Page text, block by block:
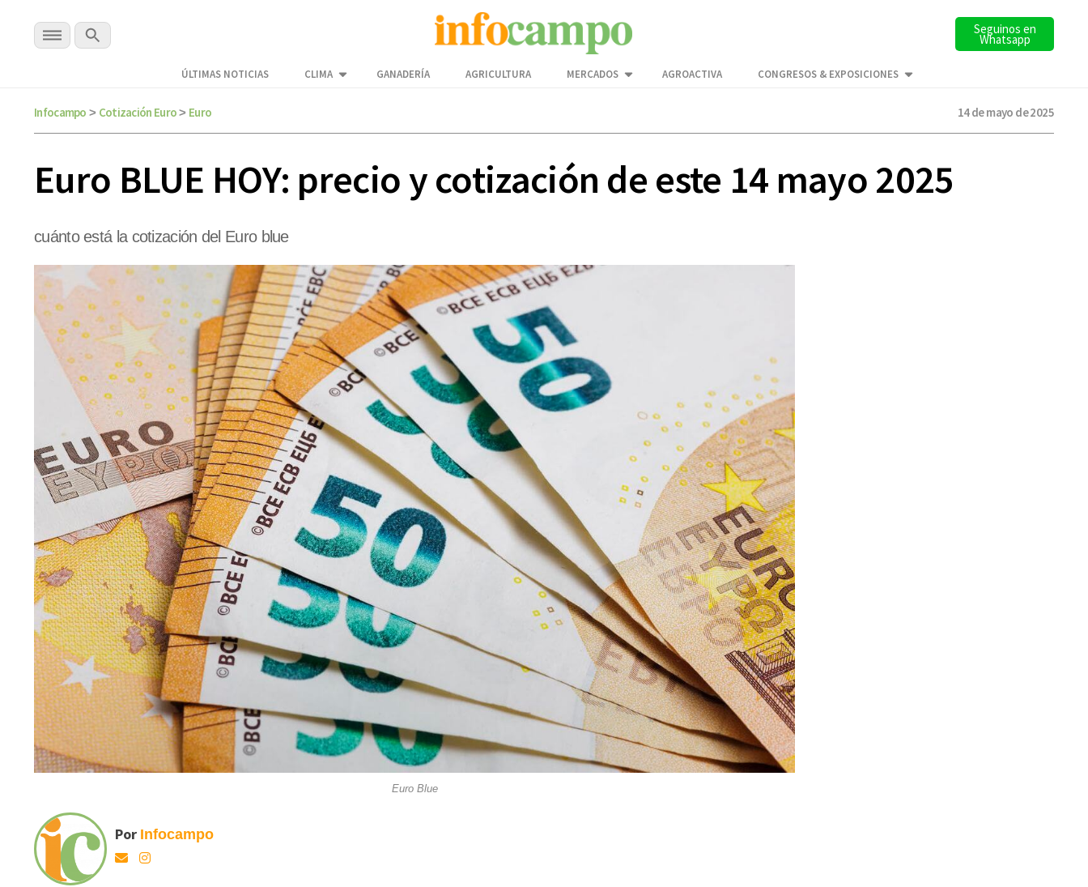
Seguinos en
Whatsapp
ÚLTIMAS NOTICIAS CLIMA GANADERÍA AGRICULTURA MERCADOS AGROACTIVA CONGRESOS & EXPOSICIONES
Infocampo > Cotización Euro> Euro 14 de mayo de 2025
Euro BLUE HOY: precio y cotización de este 14 mayo 2025
cuánto está la cotización del Euro blue
Euro Blue
Por Infocampo